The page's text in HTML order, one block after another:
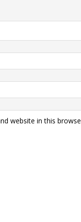
website in this